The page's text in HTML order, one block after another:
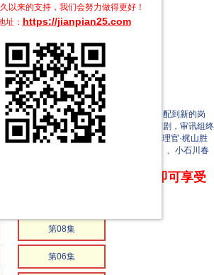
以来的支持，我们会努力做得更好！
址： https://jianpian25.com
事主线的审讯组意外解散，每个人被分配到新的岗
此背景下，第五季将延续2022年新春特别剧，审讯组终
。以真壁有希子（天海祐希 饰）为首，管理官·梶山胜
（塚地武雅 饰）、菱本进（でんでん 饰）、小石川春
队将面对系列史上最强的嫌疑人。
属下载器：点击下方链接 即可享受
专治迅雷无法下载
第08集
第06集